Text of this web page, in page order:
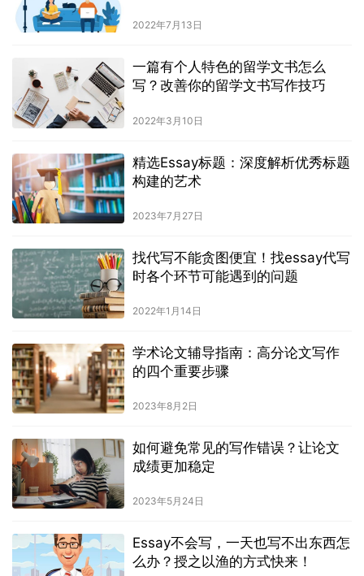
2022年7月13日
一篇有个人特色的留学文书怎么
写？改善你的留学文书写作技巧
2022年3月10日
精选Essay标题：深度解析优秀标题
构建的艺术
2023年7月27日
找代写不能贪图便宜！找essay代写
时各个环节可能遇到的问题
2022年1月14日
学术论文辅导指南：高分论文写作
的四个重要步骤
2023年8月2日
如何避免常见的写作错误？让论文
成绩更加稳定
2023年5月24日
Essay不会写，一天也写不出东西怎
么办？授之以渔的方式快来！